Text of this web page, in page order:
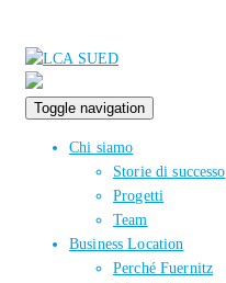
Toggle navigation
Chi siamo
Storie di successo
Progetti
Team
Business Location
Perché Fuernitz